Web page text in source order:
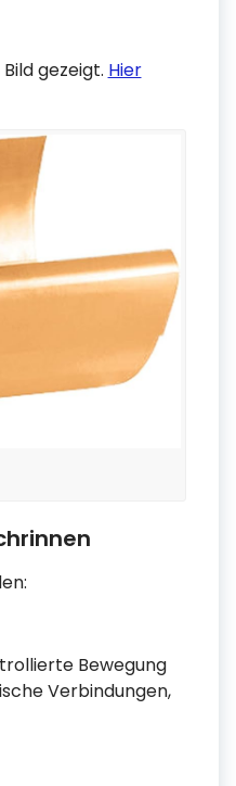
gezeigt. Hier
Bewegung
Verbindungen,